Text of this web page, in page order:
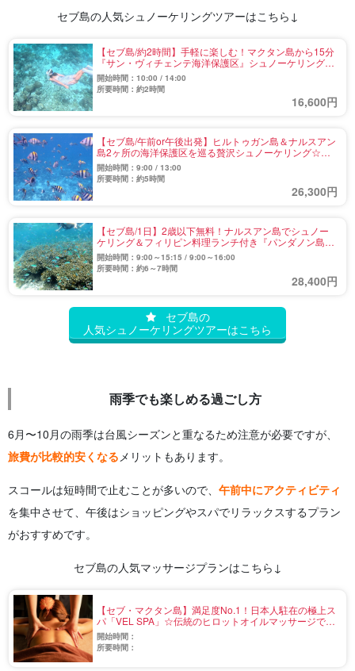
セブ島の人気シュノーケリングツアーはこちら↓
【セブ島/約2時間】手軽に楽しむ！マクタン島から15分
『サン・ヴィチェンテ海洋保護区』シュノーケリングツ
アー☆《2名から催行・午前午後選択可》（No.32）
開始時間：10:00 / 14:00
所要時間：約2時間
16,600円
【セブ島/午前or午後出発】ヒルトゥガン島＆ナルスアン
島2ヶ所の海洋保護区を巡る贅沢シュノーケリング☆道
具一式込みで熱帯魚の群れに感動！（No.35）
開始時間：9:00 / 13:00
所要時間：約5時間
26,300円
【セブ島/1日】2歳以下無料！ナルスアン島でシュノー
ケリング＆フィリピン料理ランチ付き『パンダノン島』
上陸アイランドピクニック《2島めぐり》（No.33）
開始時間：9:00～15:15 / 9:00～16:00
所要時間：約6～7時間
28,400円
セブ島の
人気シュノーケリングツアーはこちら
雨季でも楽しめる過ごし方
6月〜10月の雨季は台風シーズンと重なるため注意が必要ですが、
旅費が比較的安くなるメリットもあります。
スコールは短時間で止むことが多いので、 午前中にアクティビティ
を集中させて、午後はショッピングやスパでリラックスするプラン
がおすすめです。
セブ島の人気マッサージプランはこちら↓
【セブ・マクタン島】満足度No.1！日本人駐在の極上ス
パ「VEL SPA」☆伝統のヒロットオイルマッサージでリ
ラックス＜安心の日本人スタッフあり／食事付あり／送
迎付き／完全個室プランあり＞（No.v-10）
開始時間：
所要時間：